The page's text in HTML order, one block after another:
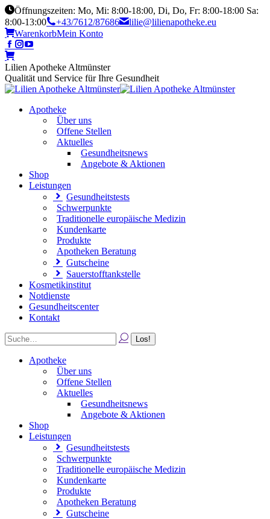
Öffnungszeiten: Mo, Mi: 8:00-18:00, Di, Do, Fr: 8:00-18:00 Sa:
8:00-13:00
+43/7612/87686
lilie@lilienapotheke.eu
WarenkorbMein Konto
Lilien Apotheke Altmünster
Qualität und Service für Ihre Gesundheit
Apotheke
Über uns
Offene Stellen
Aktuelles
Gesundheitsnews
Angebote & Aktionen
Shop
Leistungen
Gesundheitstests
Schwerpunkte
Traditionelle europäische Medizin
Kundenkarte
Produkte
Apotheken Beratung
Gutscheine
Sauerstofftankstelle
Kosmetikinstitut
Notdienste
Gesundheitscenter
Kontakt
Apotheke
Über uns
Offene Stellen
Aktuelles
Gesundheitsnews
Angebote & Aktionen
Shop
Leistungen
Gesundheitstests
Schwerpunkte
Traditionelle europäische Medizin
Kundenkarte
Produkte
Apotheken Beratung
Gutscheine